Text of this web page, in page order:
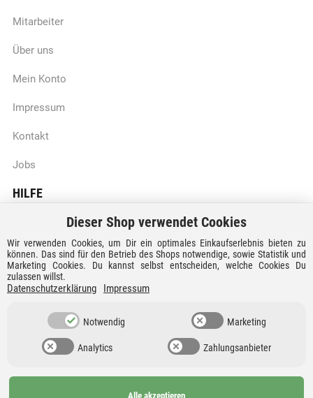
Mitarbeiter
Über uns
Mein Konto
Impressum
Kontakt
Jobs
HILFE
Batteriegesetzhinweise
Vertrag widerrufen
Versandkosten und Lieferzeiten
Zahlungsarten
Dieser Shop verwendet Cookies
Wir verwenden Cookies, um Dir ein optimales Einkaufserlebnis bieten zu
können. Das sind für den Betrieb des Shops notwendige, sowie Statistik und
Marketing Cookies. Du kannst selbst entscheiden, welche Cookies Du
zulassen willst.
Datenschutzerklärung Impressum
Notwendig Marketing
Analytics Zahlungsanbieter
Alle akzeptieren